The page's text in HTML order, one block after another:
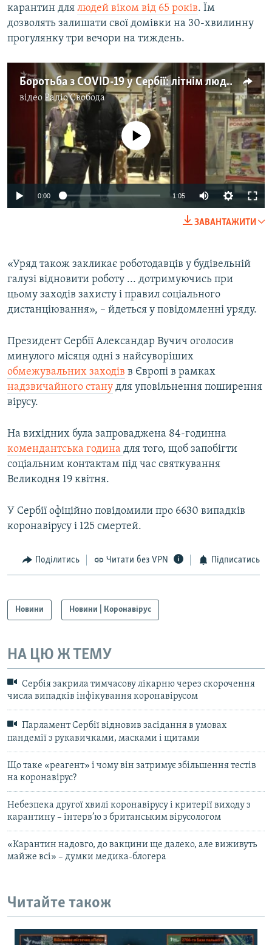
карантин для людей віком від 65 років. Їм
дозволять залишати свої домівки на 30-хвилинну
прогулянку три вечори на тиждень.
Боротьба з COVID-19 у Сербії: літнім людям виділили 3 години на останні закупівлі перед Великоднем – відео
відеоРадіо Свобода
1080p
No media source currently available
0:00 1:05
1080p
ЗАВАНТАЖИТИ
«Уряд також закликає роботодавців у будівельній
галузі відновити роботу ... дотримуючись при
цьому заходів захисту і правил соціального
дистанціювання», – йдеться у повідомленні уряду.
Президент Сербії Александар Вучич оголосив
минулого місяця одні з найсуворіших
обмежувальних заходів в Європі в рамках
надзвичайного стану для уповільнення поширення
вірусу.
На вихідних була запроваджена 84-годинна
комендантська година для того, щоб запобігти
соціальним контактам під час святкування
Великодня 19 квітня.
У Сербії офіційно повідомили про 6630 випадків
коронавірусу і 125 смертей.
Поділитись Читати без VPN Підписатись
Новини Новини | Коронавірус
НА ЦЮ Ж ТЕМУ
Сербія закрила тимчасову лікарню через скорочення
числа випадків інфікування коронавірусом
Парламент Сербії відновив засідання в умовах
пандемії з рукавичками, масками і щитами
Що таке «реагент» і чому він затримує збільшення тестів
на коронавірус?
Небезпека другої хвилі коронавірусу і критерії виходу з
карантину – інтерв’ю з британським вірусологом
«Карантин надовго, до вакцини ще далеко, але виживуть
майже всі» – думки медика-блогера
Читайте також